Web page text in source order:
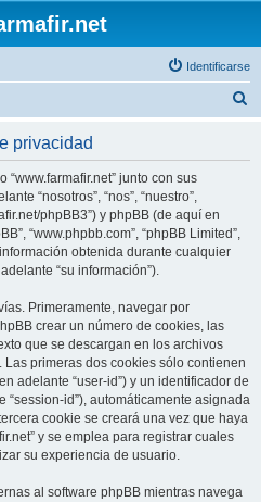
Identificarse
privacidad
junto con sus
“nosotros”, “nos”, “nuestro”,
phpBB3”) y phpBB (de aquí en
“www.phpbb.com”, “phpBB Limited”,
obtenida durante cualquier
“su información”).
Primeramente, navegar por
crear un número de cookies, las
que se descargan en los archivos
primeras dos cookies sólo contienen
adelante “user-id”) y un identificador de
id”), automáticamente asignada
cookie se creará una vez que haya
y se emplea para registrar cuales
su experiencia de usuario.
al software phpBB mientras navega